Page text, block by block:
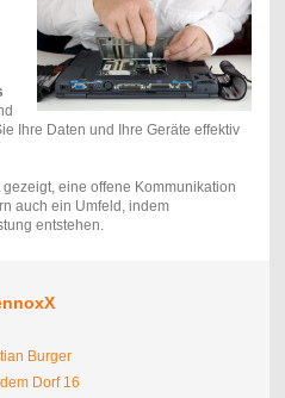
Ihre Daten und Ihre Geräte effektiv
eine offene Kommunikation
auch ein Umfeld, indem
entstehen.
Burger
Dorf 16